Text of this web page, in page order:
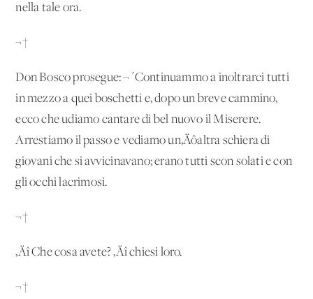
nella tale ora.
¬†
Don Bosco prosegue: ¬´Continuammo a inoltrarci tutti
in mezzo a quei boschetti e, dopo un breve cammino,
ecco che udiamo cantare di bel nuovo il Miserere.
Arrestiamo il passo e vediamo un‚Äôaltra schiera di
giovani che si avvicinavano; erano tutti scon solati e con
gli occhi lacrimosi.
¬†
‚Äî Che cosa avete? ‚Äî chiesi loro.
¬†